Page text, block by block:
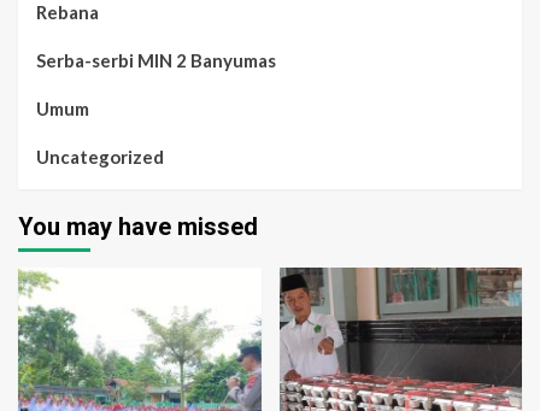
Rebana
Serba-serbi MIN 2 Banyumas
Umum
Uncategorized
You may have missed